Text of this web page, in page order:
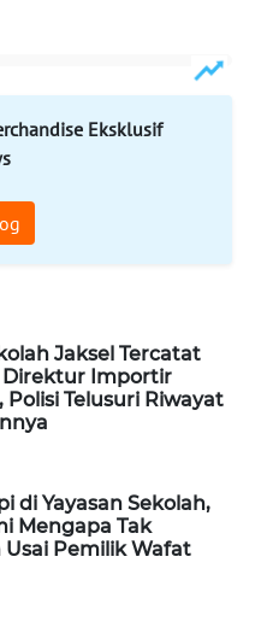
Eksklusif
Jaksel Tercatat
Direktur Importir
Polisi Telusuri Riwayat
di Yayasan Sekolah,
Mengapa Tak
Usai Pemilik Wafat